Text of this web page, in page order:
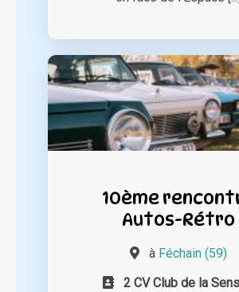
10ème
Autos-Rétro
à Féchain (59)
2 CV Club de la